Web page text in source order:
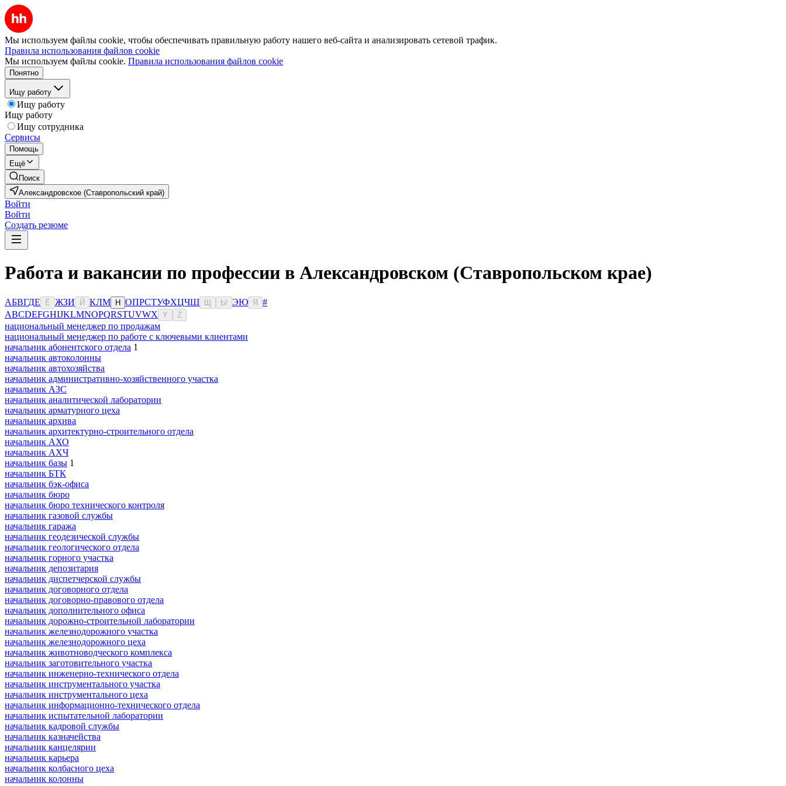
Мы используем файлы cookie, чтобы обеспечивать правильную работу нашего веб-сайта и анализировать сетевой трафик.
Правила использования файлов cookie
Мы используем файлы cookie. Правила использования файлов cookie
Понятно
Ищу работу
Ищу работу
Ищу работу
Ищу сотрудника
Сервисы
Помощь
Ещё
Поиск
Александровское (Ставропольский край)
Войти
Войти
Создать резюме
Работа и вакансии по профессии в Александровском (Ставропольском крае)
АБВГДЕ Ё ЖЗИ Й КЛМ Н ОПРСТУФХЦЧШ Ы ЭЮ Я
#
ABCDEFGHIJKLMNOPQRSTUVWX Y Z
национальный менеджер по продажам
национальный менеджер по работе с ключевыми клиентами
начальник абонентского отдела 1
начальник автоколонны
начальник автохозяйства
начальник административно-хозяйственного участка
начальник АЗС
начальник аналитической лаборатории
начальник арматурного цеха
начальник архива
начальник архитектурно-строительного отдела
начальник АХО
начальник АХЧ
начальник базы 1
начальник БТК
начальник бэк-офиса
начальник бюро
начальник бюро технического контроля
начальник газовой службы
начальник гаража
начальник геодезической службы
начальник геологического отдела
начальник горного участка
начальник депозитария
начальник диспетчерской службы
начальник договорного отдела
начальник договорно-правового отдела
начальник дополнительного офиса
начальник дорожно-строительной лаборатории
начальник железнодорожного участка
начальник железнодорожного цеха
начальник животноводческого комплекса
начальник заготовительного участка
начальник инженерно-технического отдела
начальник инструментального участка
начальник инструментального цеха
начальник информационно-технического отдела
начальник испытательной лаборатории
начальник кадровой службы
начальник казначейства
начальник канцелярии
начальник карьера
начальник колбасного цеха
начальник колонны